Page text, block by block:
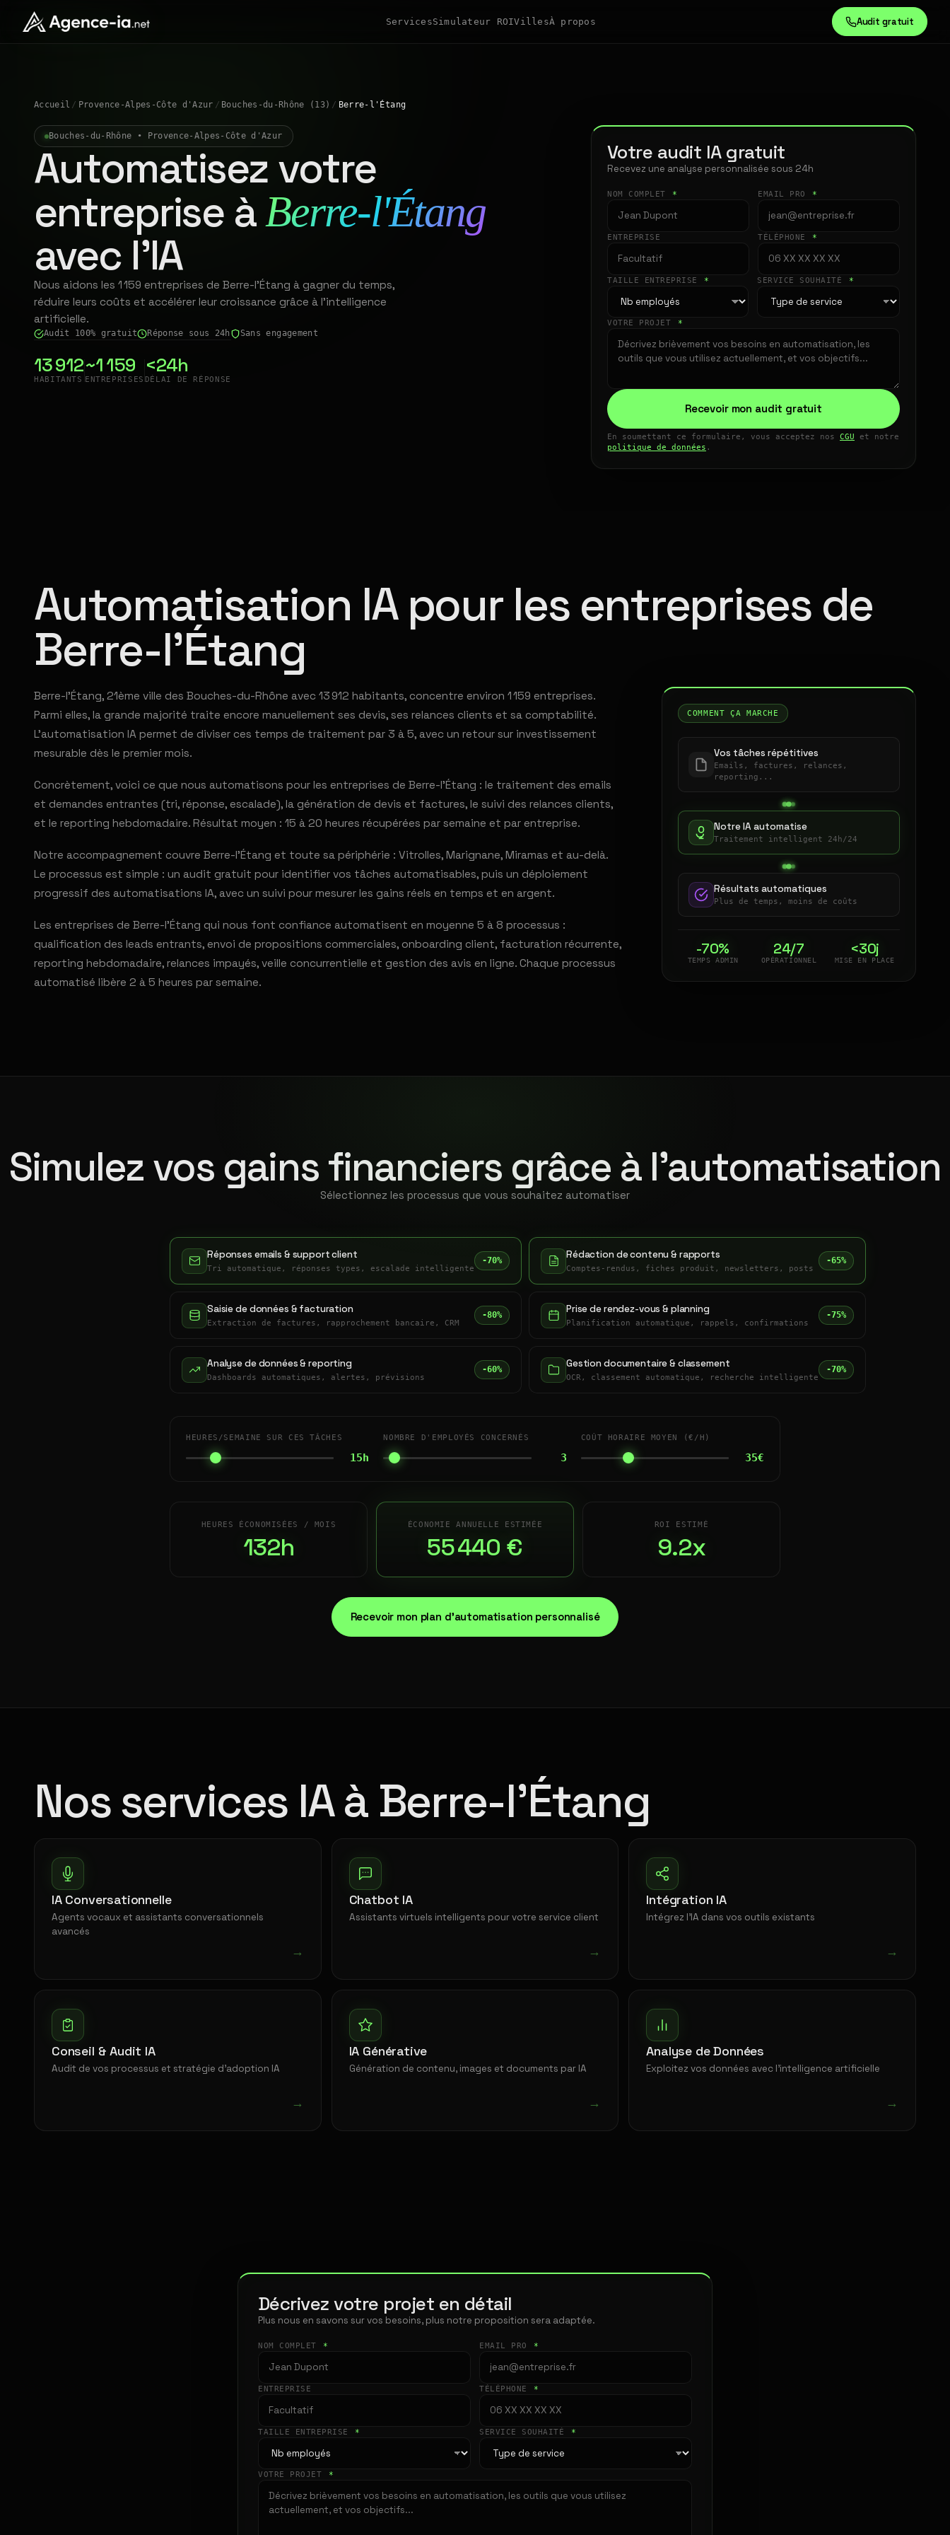
ServicesSimulateur ROIVillesÀ propos Audit gratuit
Accueil / Provence-Alpes-Côte d'Azur / Bouches-du-Rhône (13) / Berre-l'Étang
Bouches-du-Rhône • Provence-Alpes-Côte d'Azur
Automatisez votre
entreprise àBerre-l'Étang
avec l'IA
Nous aidons les 1 159 entreprises de Berre-l'Étang à gagner du temps,
réduire leurs coûts et accélérer leur croissance grâce à l'intelligence
artificielle.
Audit 100% gratuit Réponse sous 24h Sans engagement
13 912
HABITANTS
~1 159
ENTREPRISES
<24h
DÉLAI DE RÉPONSE
Votre audit IA gratuit
Recevez une analyse personnalisée sous 24h
NOM COMPLET * EMAIL PRO *
ENTREPRISE TÉLÉPHONE *
TAILLE ENTREPRISE * SERVICE SOUHAITÉ *
VOTRE PROJET *
Recevoir mon audit gratuit
En soumettant ce formulaire, vous acceptez nos CGU et notre
politique de données .
Automatisation IA pour les entreprises de
Berre-l'Étang
Berre-l'Étang, 21ème ville des Bouches-du-Rhône avec 13 912 habitants, concentre environ 1 159 entreprises.
Parmi elles, la grande majorité traite encore manuellement ses devis, ses relances clients et sa comptabilité.
L'automatisation IA permet de diviser ces temps de traitement par 3 à 5, avec un retour sur investissement
mesurable dès le premier mois.
Concrètement, voici ce que nous automatisons pour les entreprises de Berre-l'Étang : le traitement des emails
et demandes entrantes (tri, réponse, escalade), la génération de devis et factures, le suivi des relances clients,
et le reporting hebdomadaire. Résultat moyen : 15 à 20 heures récupérées par semaine et par entreprise.
Notre accompagnement couvre Berre-l'Étang et toute sa périphérie : Vitrolles, Marignane, Miramas et au-delà.
Le processus est simple : un audit gratuit pour identifier vos tâches automatisables, puis un déploiement
progressif des automatisations IA, avec un suivi pour mesurer les gains réels en temps et en argent.
Les entreprises de Berre-l'Étang qui nous font confiance automatisent en moyenne 5 à 8 processus :
qualification des leads entrants, envoi de propositions commerciales, onboarding client, facturation récurrente,
reporting hebdomadaire, relances impayés, veille concurrentielle et gestion des avis en ligne. Chaque processus
automatisé libère 2 à 5 heures par semaine.
COMMENT ÇA MARCHE
Vos tâches répétitives
Emails, factures, relances,
reporting...
Notre IA automatise
Traitement intelligent 24h/24
Résultats automatiques
Plus de temps, moins de coûts
-70%
TEMPS ADMIN
24/7
OPÉRATIONNEL
<30j
MISE EN PLACE
Simulez vos gains financiers grâce à l'automatisation
Sélectionnez les processus que vous souhaitez automatiser
Réponses emails & support client
Tri automatique, réponses types, escalade intelligente
-70% Rédaction de contenu & rapports
Comptes-rendus, fiches produit, newsletters, posts
-65%
Saisie de données & facturation
Extraction de factures, rapprochement bancaire, CRM
-80% Prise de rendez-vous & planning
Planification automatique, rappels, confirmations
-75%
Analyse de données & reporting
Dashboards automatiques, alertes, prévisions
-60% Gestion documentaire & classement
OCR, classement automatique, recherche intelligente
-70%
HEURES/SEMAINE SUR CES TÂCHES
15h
NOMBRE D'EMPLOYÉS CONCERNÉS
3
COÛT HORAIRE MOYEN (€/H)
35€
HEURES ÉCONOMISÉES / MOIS
132h
ÉCONOMIE ANNUELLE ESTIMÉE
55 440 €
ROI ESTIMÉ
9.2x
Recevoir mon plan d'automatisation personnalisé
Nos services IA à Berre-l'Étang
IA Conversationnelle
Agents vocaux et assistants conversationnels
avancés
→
Chatbot IA
Assistants virtuels intelligents pour votre service client
→
Intégration IA
Intégrez l'IA dans vos outils existants
→
Conseil & Audit IA
Audit de vos processus et stratégie d'adoption IA
→
IA Générative
Génération de contenu, images et documents par IA
→
Analyse de Données
Exploitez vos données avec l'intelligence artificielle
→
Décrivez votre projet en détail
Plus nous en savons sur vos besoins, plus notre proposition sera adaptée.
NOM COMPLET * EMAIL PRO *
ENTREPRISE TÉLÉPHONE *
TAILLE ENTREPRISE * SERVICE SOUHAITÉ *
VOTRE PROJET *